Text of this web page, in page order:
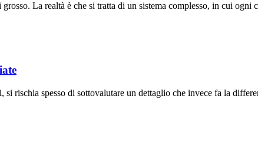
La realtà è che si tratta di un sistema complesso, in cui
rischia spesso di sottovalutare un dettaglio che invece fa la